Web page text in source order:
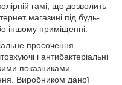
гамі, що дозволить
магазині під будь-
іншому приміщенні.
просочення
і антибактеріальні
показниками
Виробником даної